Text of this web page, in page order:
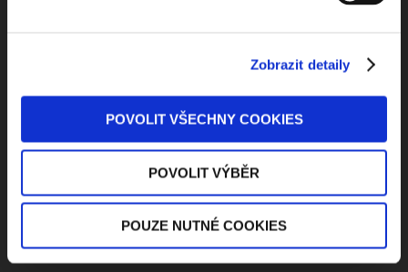
Zobrazit detaily
POVOLIT VŠECHNY COOKIES
POVOLIT VÝBĚR
POUZE NUTNÉ COOKIES
Kontaktuje nás
Jungmannova 34, 110 00 Praha